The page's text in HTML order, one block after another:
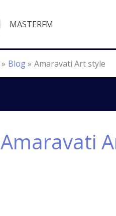
MASTERFM
Blog Amaravati Art style
Amaravati